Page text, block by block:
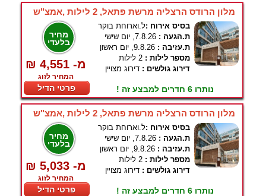
מלון הרודס הרצליה מרשת פתאל, 2 לילות ,אמצ"ש
מחיר
בלעדי
₪ 4,551 -מ
המחיר לזוג
פרטי הדיל
בסיס אירוח :ל.וארוחת בוקר
ת.הגעה : 7.8.26, יום שישי
ת.עזיבה : 9.8.26, יום ראשון
מספר לילות : 2 לילות
דירוג גולשים : דירוג מצויין
נותרו 6 חדרים למבצע זה !
מלון הרודס הרצליה מרשת פתאל, 2 לילות ,אמצ"ש
מחיר
בלעדי
₪ 5,033 -מ
המחיר לזוג
פרטי הדיל
בסיס אירוח :ל.וארוחת בוקר
ת.הגעה : 7.8.26, יום שישי
ת.עזיבה : 9.8.26, יום ראשון
מספר לילות : 2 לילות
דירוג גולשים : דירוג מצויין
נותרו 6 חדרים למבצע זה !